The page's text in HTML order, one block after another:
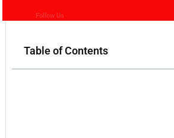
Follow Us
Table of Contents